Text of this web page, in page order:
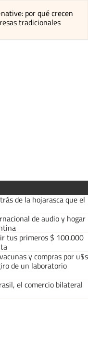
por qué crecen
tradicionales
de la hojarasca que el
de audio y hogar
tus primeros $ 100.000
y compras por u$s
de un laboratorio
el comercio bilateral